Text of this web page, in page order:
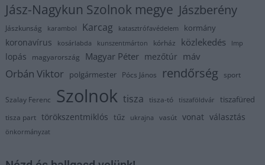
Jász-Nagykun Szolnok megye Jászberény
Jászkunság karambol Karcag katasztrófavédelem kormány
koronavírus kosárlabda kunszentmárton kórház közlekedés lmp
lopás magyarország Magyar Péter mezőtúr máv
Orbán Viktor polgármester Pócs János rendőrség sport
Szalay Ferenc Szolnok tisza tisza-tó tiszaföldvár tiszafüred
tisza part törökszentmiklós tűz ukrajna vasút vonat választás
önkormányzat